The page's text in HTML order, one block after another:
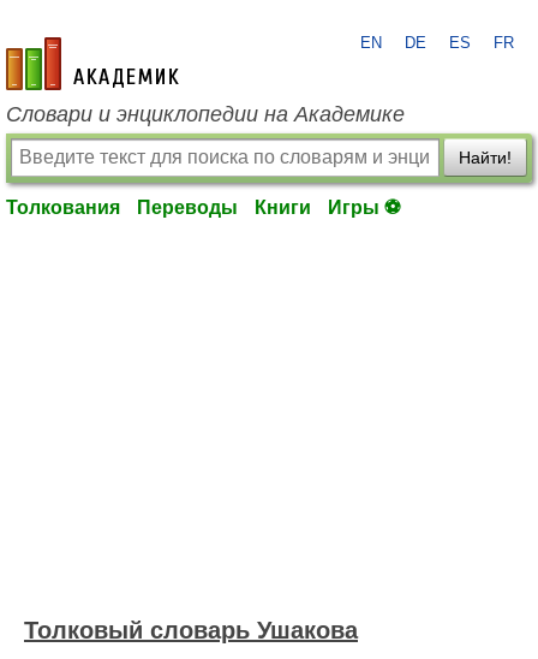
academic.ru
EN DE ES FR
Словари и энциклопедии на Академике
Найти!
Толкования Переводы Книги Игры ⚽
Толковый словарь Ушакова